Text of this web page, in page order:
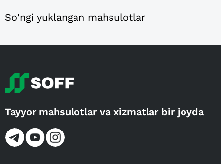
So'ngi yuklangan mahsulotlar
Tayyor mahsulotlar va xizmatlar bir joyda